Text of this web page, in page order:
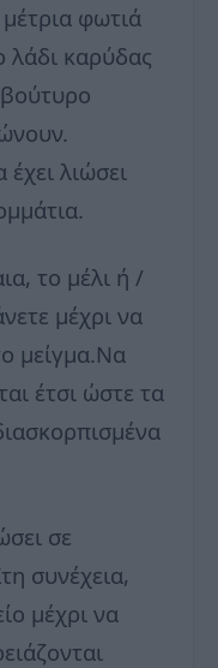
φωτιά
λάδι καρύδας
λιώσει
το μέλι ή /
μέχρι να
μείγμα.Να
έτσι ώστε τα
σε
συνέχεια,
μέχρι να